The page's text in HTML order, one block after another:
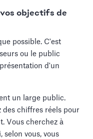
objectifs de
possible. C'est
ou le public
d'un
un large public.
des chiffres réels pour
Vous cherchez à
vous, vous